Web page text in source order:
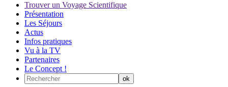
Trouver un Voyage Scientifique
Présentation
Les Séjours
Actus
Infos pratiques
Vu à la TV
Partenaires
Le Concept !